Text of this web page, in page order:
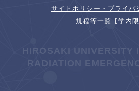
サイトポリシー・プライバ
規程等一覧【学内限
HIROSAKI UNIVERSITY
RADIATION